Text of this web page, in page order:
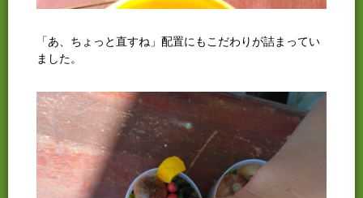
「あ、ちょっと直すね」配置にもこだわりが詰まってい
ました。